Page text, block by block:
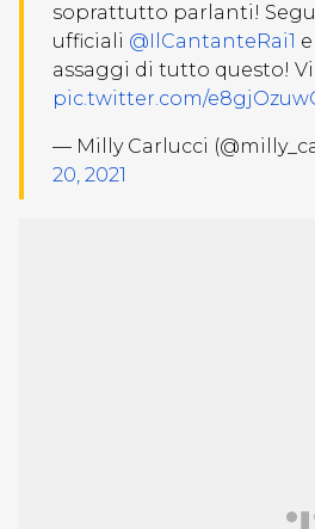
soprattutto parlanti!
ufficiali @IlCantanteRai1
assaggi di tutto questo!
pic.twitter.com/
— Milly Carlucci
20, 2021